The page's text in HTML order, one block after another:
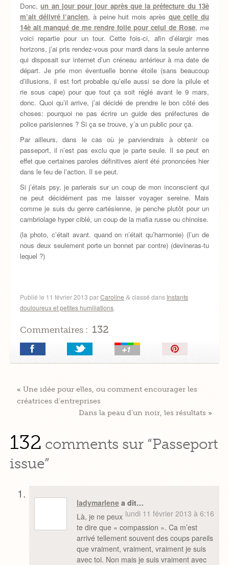
Donc,un an jour pour jour après que la préfecture du 13è
m’ait délivré l’ancien, à peine huit mois après que celle du
14è ait manqué de me rendre folle pour celui de Rose, me
voici repartie pour un tour. Cette fois-ci, afin d’élargir mes
horizons, j’ai pris rendez-vous pour mardi dans la seule antenne
qui disposait sur internet d’un créneau antérieur à ma date de
départ. Je prie mon éventuelle bonne étoile (sans beaucoup
d’illusions, il est fort probable qu’elle aussi se dore la pilule et
rie sous cape) pour que tout ça soit réglé avant le 9 mars,
donc. Quoi qu’il arrive, j’ai décidé de prendre le bon côté des
choses: pourquoi ne pas écrire un guide des préfectures de
police parisiennes ? Si ça se trouve, y’a un public pour ça.
Par ailleurs, dans le cas où je parviendrais à obtenir ce
passeport, il n’est pas exclu que je parte seule. Il se peut en
effet que certaines paroles définitives aient été prononcées hier
dans le feu de l’action. Il se peut.
Si j’étais psy, je parierais sur un coup de mon inconscient qui
ne peut décidément pas me laisser voyager sereine. Mais
comme je suis du genre cartésienne, je penche plutôt pour un
cambriolage hyper ciblé, un coup de la mafia russe ou chinoise.
(la photo, c’était avant. quand on n’était qu’harmonie) (l’un de
nous deux seulement porte un bonnet par contre) (devineras-tu
lequel ?)
Publié le 11 février 2013 parCaroline &classé dans Instants
douloureux et petites humiliations.
Commentaires : 132
Épingler!
«Une idée pour elles, ou comment encourager les
créatrices d’entreprises
Dans la peau d’un noir, les résultats »
132 comments sur “Passeport
issue”
ladymarlenea dit…
lundi 11 février 2013 à 6:16
Là, je ne peux
te dire que « compassion ». Ca m’est
arrivé tellement souvent des coups pareils
que vraiment, vraiment, vraiment je suis
avec toi. Non mais je suis vraiment avec